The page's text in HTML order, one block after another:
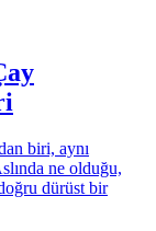
biri, aynı
ne olduğu,
dürüst bir